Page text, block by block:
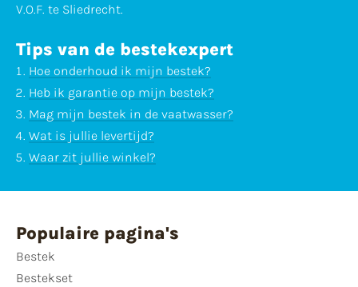
V.O.F. te Sliedrecht.
Tips van de bestekexpert
Hoe onderhoud ik mijn bestek?
Heb ik garantie op mijn bestek?
Mag mijn bestek in de vaatwasser?
Wat is jullie levertijd?
Waar zit jullie winkel?
Populaire pagina's
Bestek
Bestekset